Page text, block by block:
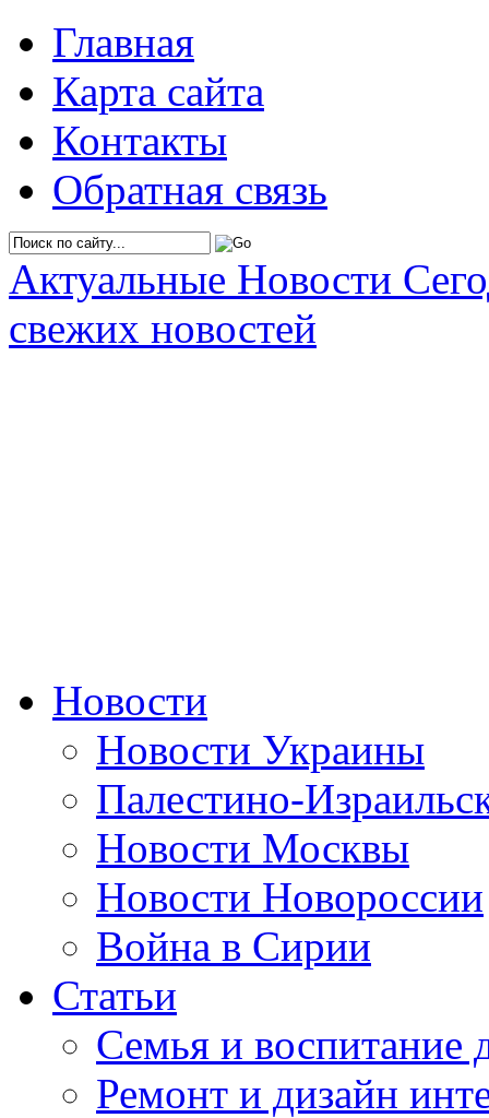
Главная
Карта сайта
Контакты
Обратная связь
Актуальные Новости
свежих новостей
Новости
Новости Украины
Палестино-
Новости Москвы
Новости Новороссии
Война в Сирии
Статьи
Семья и воспитание
Ремонт и дизайн